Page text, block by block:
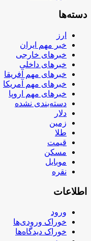
دسته‌ها
ارز
خبر مهم ایران
خبرهای خارجی
خبرهای داخلی
خبرهای مهم آفریقا
خبرهای مهم آمریکا
خبرهای مهم اروپا
دسته‌بندی نشده
دلار
زمین
طلا
قیمت
مسکن
موبایل
نقره
اطلاعات
ورود
خوراک ورودی‌ها
خوراک دیدگاه‌ها